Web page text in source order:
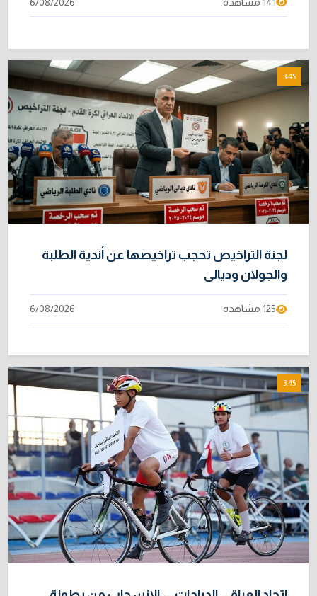
3:45
لجنة التراخيص تحجب تراخيصها عن أندية الطلبة
والجولان وديالى
125 مشاهدة 6/08/2026
3:45